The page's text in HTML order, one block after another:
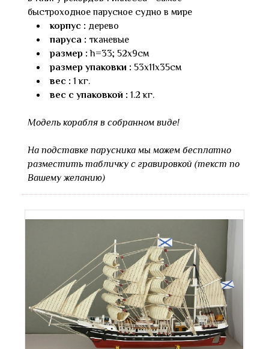
быстроходное парусное судно в мире
корпус : дерево
паруса : тканевые
размер :h=33; 52х9см
размер упаковки : 53х11х35см
вес : 1 кг.
вес с упаковкой : 1.2 кг.
Модель корабля в собранном виде!
На подставке парусника мы можем бесплатно
разместить табличку с гравировкой (текст по
Вашему желанию)